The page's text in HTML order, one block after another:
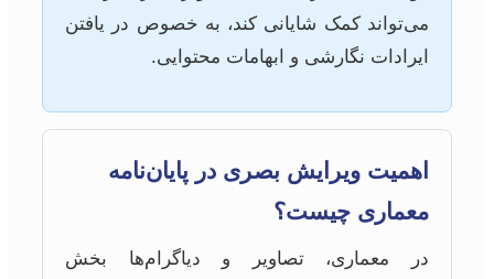
می‌تواند کمک شایانی کند، به خصوص در یافتن
ایرادات نگارشی و ابهامات محتوایی.
اهمیت ویرایش بصری در پایان‌نامه
معماری چیست؟
در معماری، تصاویر و دیاگرام‌ها بخش